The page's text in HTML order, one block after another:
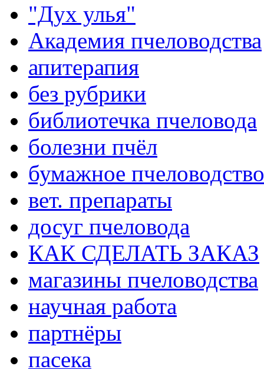
"Дух улья"
Академия пчеловодства
апитерапия
без рубрики
библиотечка пчеловода
болезни пчёл
бумажное пчеловодство
вет. препараты
досуг пчеловода
КАК СДЕЛАТЬ ЗАКАЗ
магазины пчеловодства
научная работа
партнёры
пасека